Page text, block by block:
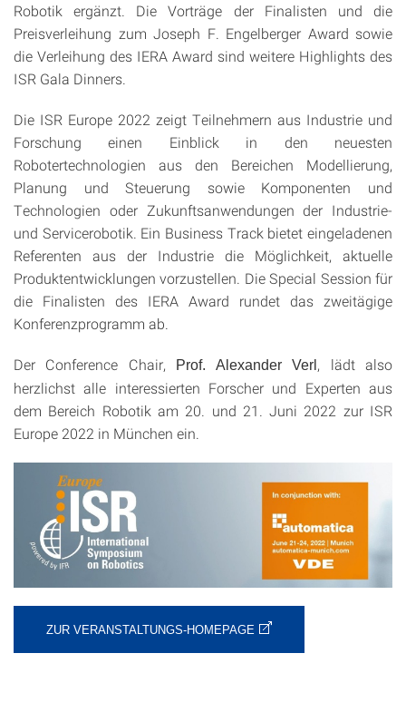
Robotik ergänzt. Die Vorträge der Finalisten und die
Preisverleihung zum Joseph F. Engelberger Award sowie
die Verleihung des IERA Award sind weitere Highlights des
ISR Gala Dinners.
Die ISR Europe 2022 zeigt Teilnehmern aus Industrie und
Forschung einen Einblick in den neuesten
Robotertechnologien aus den Bereichen Modellierung,
Planung und Steuerung sowie Komponenten und
Technologien oder Zukunftsanwendungen der Industrie-
und Servicerobotik. Ein Business Track bietet eingeladenen
Referenten aus der Industrie die Möglichkeit, aktuelle
Produktentwicklungen vorzustellen. Die Special Session für
die Finalisten des IERA Award rundet das zweitägige
Konferenzprogramm ab.
Der Conference Chair, Prof. Alexander Verl , lädt also
herzlichst alle interessierten Forscher und Experten aus
dem Bereich Robotik am 20. und 21. Juni 2022 zur ISR
Europe 2022 in München ein.
ZUR VERANSTALTUNGS-HOMEPAGE